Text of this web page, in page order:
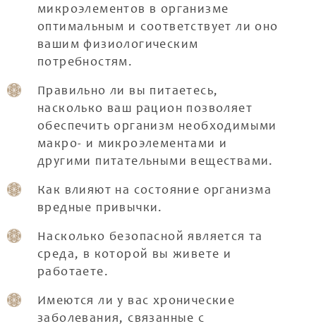
микроэлементов в организме
оптимальным и соответствует ли оно
вашим физиологическим
потребностям.
Правильно ли вы питаетесь,
насколько ваш рацион позволяет
обеспечить организм необходимыми
макро- и микроэлементами и
другими питательными веществами.
Как влияют на состояние организма
вредные привычки.
Насколько безопасной является та
среда, в которой вы живете и
работаете.
Имеются ли у вас хронические
заболевания, связанные с